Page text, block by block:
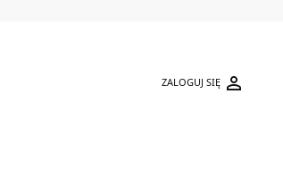

ZALOGUJ SIĘ